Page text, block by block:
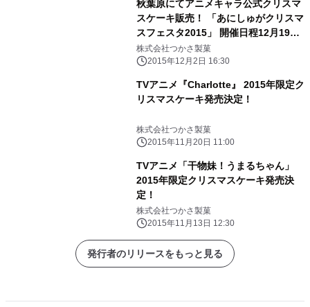
秋葉原にてアニメキャラ公式クリスマ
スケーキ販売！ 「あにしゅがクリスマ
スフェスタ2015」 開催日程12月19日
(土)20日(日) 場所：秋葉原UDX 4F
株式会社つかさ製菓
2015年12月2日 16:30
TVアニメ『Charlotte』 2015年限定ク
リスマスケーキ発売決定！
株式会社つかさ製菓
2015年11月20日 11:00
TVアニメ「干物妹！うまるちゃん」
2015年限定クリスマスケーキ発売決
定！
株式会社つかさ製菓
2015年11月13日 12:30
発行者のリリースをもっと見る